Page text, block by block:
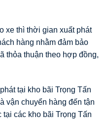
xe thì thời gian xuất phát
hàng nhằm đảm bảo
thỏa thuận theo hợp đồng,
tại kho bãi Trọng Tấn
vận chuyển hàng đến tận
các kho bãi Trọng Tấn